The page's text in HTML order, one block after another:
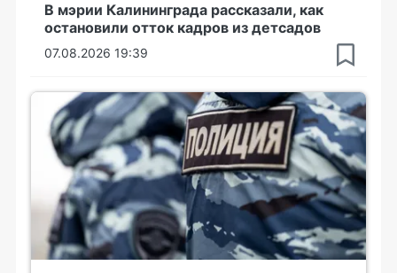
В мэрии Калининграда рассказали, как
остановили отток кадров из детсадов
07.08.2026 19:39